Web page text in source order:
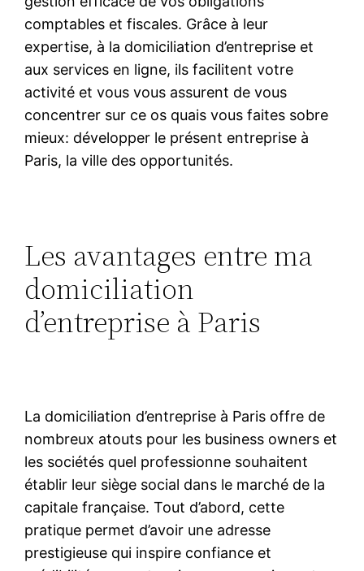
comptables et fiscales. Grâce à leur
expertise, à la domiciliation d’entreprise et
aux services en ligne, ils facilitent votre
activité et vous vous assurent de vous
concentrer sur ce os quais vous faites sobre
mieux: développer le présent entreprise à
Paris, la ville des opportunités.
Les avantages entre ma
domiciliation
d’entreprise à Paris
La domiciliation d’entreprise à Paris offre de
nombreux atouts pour les business owners et
les sociétés quel professionne souhaitent
établir leur siège social dans le marché de la
capitale française. Tout d’abord, cette
pratique permet d’avoir une adresse
prestigieuse qui inspire confiance et